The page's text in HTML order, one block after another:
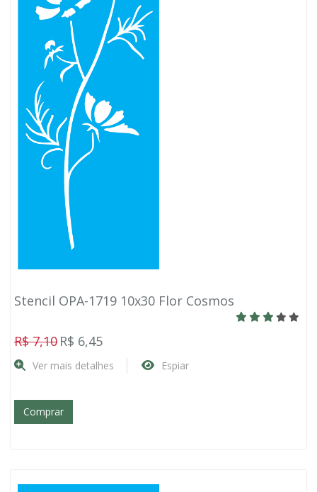
Stencil OPA-1719 10x30 Flor Cosmos
R$ 7,10 R$ 6,45
Ver mais detalhes Espiar
Comprar